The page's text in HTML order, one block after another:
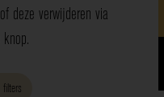
deze verwijderen via
filters